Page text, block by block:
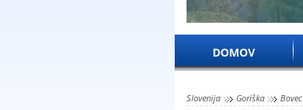
DOMOV
Slovenija Goriška Bovec